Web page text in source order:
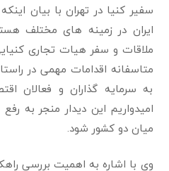
سفیر کنیا در تهران با بیان
ایران در زمینه های مختلف
ملاقات و سفر هیات تجاری
متاسفانه اقدامات مهمی در
به سرمایه گذاران و فعالان
امیدواریم این دیدار منجر به
میان دو کشور شود‌.
وی با اشاره به اهمیت بررسی